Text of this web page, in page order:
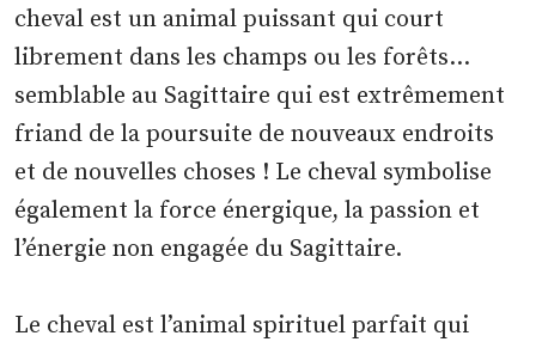
cheval est un animal puissant qui court
librement dans les champs ou les forêts…
semblable au Sagittaire qui est extrêmement
friand de la poursuite de nouveaux endroits
et de nouvelles choses ! Le cheval symbolise
également la force énergique, la passion et
l’énergie non engagée du Sagittaire.
Le cheval est l’animal spirituel parfait qui